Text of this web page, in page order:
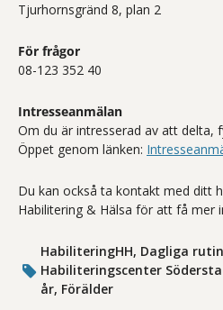
Tjurhornsgränd 8, plan 2
För frågor
08-123 352 40
Intresseanmälan
Om du är intresserad av att delta,
Öppet genom länken:
Du kan också ta kontakt med ditt
Habilitering & Hälsa för att få mer
HabiliteringHH, Dagliga
Habiliteringscenter
år, Förälder